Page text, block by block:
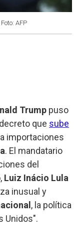
Foto: AFP
Trump puso
que sube
a importaciones
. El mandatario
del
Luiz Inácio Lula
inusual y
, la política
Unidos".